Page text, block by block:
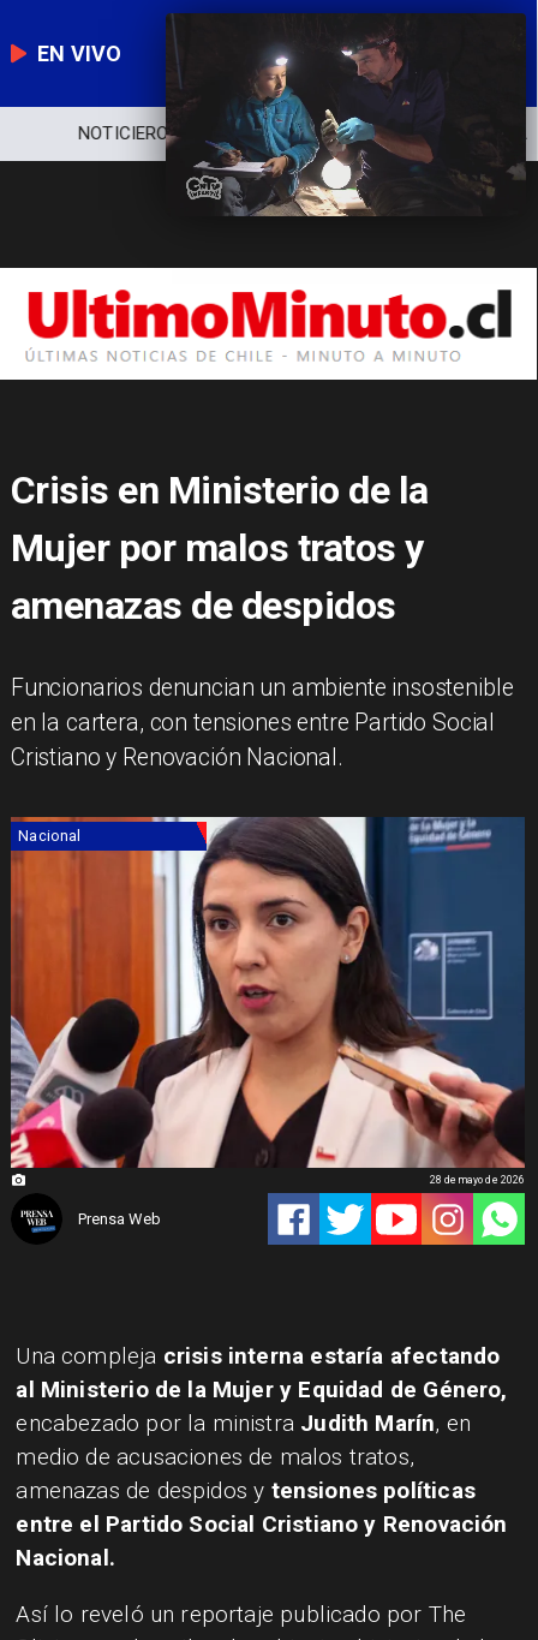
EN VIVO
NOTICIERO POLÍTICA
Crisis en Ministerio de la
Mujer por malos tratos y
amenazas de despidos
Funcionarios denuncian un ambiente insostenible
en la cartera, con tensiones entre Partido Social
Cristiano y Renovación Nacional.
Nacional
Prensa Web
28 de mayo de 2026
Una compleja crisis interna estaría afectando
al Ministerio de la Mujer y Equidad de Género,
encabezado por la ministra Judith Marín, en
medio de acusaciones de malos tratos,
amenazas de despidos y tensiones políticas
entre el Partido Social Cristiano y Renovación
Nacional.
Así lo reveló un reportaje publicado por The